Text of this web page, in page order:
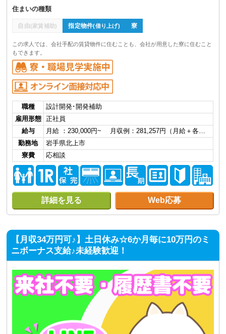
住まいの種類
自由(家賃補助) 指定物件(借り上げ) 寮
この求人では、会社手配の賃貸物件に住むことも、会社が用意した寮に住むこと
もできます。
職種
設計開発･開発補助
雇用形態
正社員
給与
月給 ：230,000円~ 月収例：281,257円（月給＋各…
勤務地
岩手県北上市
寮費
応相談
詳細を見る Web応募
【月収34万円可♪】土日休み☆6か月毎に10万円のミ
ニボーナス支給♪未経験歓迎！